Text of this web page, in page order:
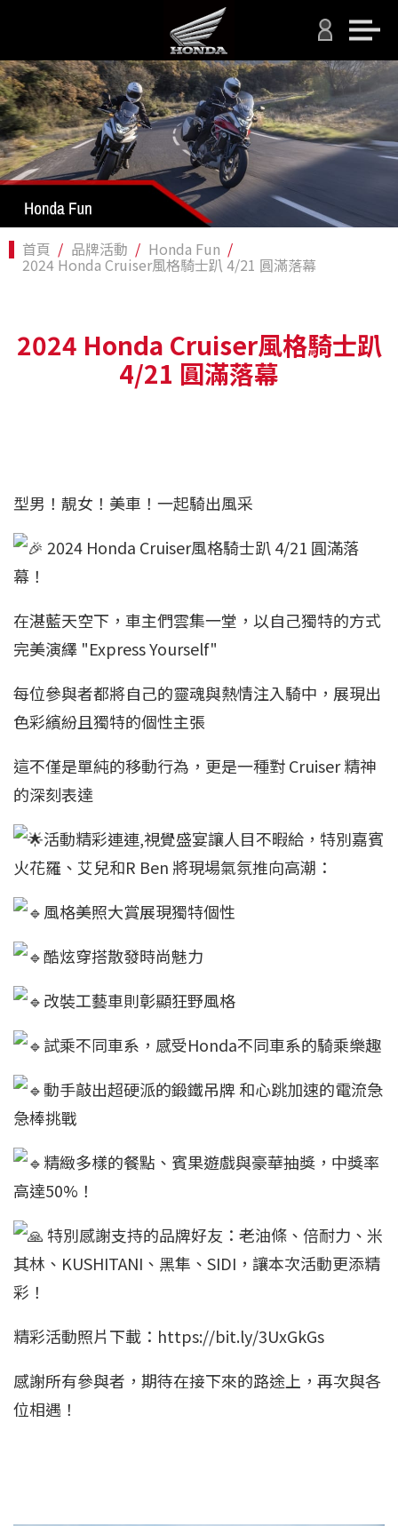
首頁 品牌活動 Honda Fun
2024 Honda Cruiser風格騎士趴 4/21 圓滿落幕
2024 Honda Cruiser風格騎士趴
4/21 圓滿落幕
型男！靚女！美車！一起騎出風采
2024 Honda Cruiser風格騎士趴 4/21 圓滿落
幕！
在湛藍天空下，車主們雲集一堂，以自己獨特的方式
完美演繹 "Express Yourself"
每位參與者都將自己的靈魂與熱情注入騎中，展現出
色彩繽紛且獨特的個性主張
這不僅是單純的移動行為，更是一種對 Cruiser 精神
的深刻表達
活動精彩連連,視覺盛宴讓人目不暇給，特別嘉賓
火花羅、艾兒和R Ben 將現場氣氛推向高潮：
風格美照大賞展現獨特個性
酷炫穿搭散發時尚魅力
改裝工藝車則彰顯狂野風格
試乘不同車系，感受Honda不同車系的騎乘樂趣
動手敲出超硬派的鍛鐵吊牌 和心跳加速的電流急
急棒挑戰
精緻多樣的餐點、賓果遊戲與豪華抽獎，中獎率
高達50%！
特別感謝支持的品牌好友：老油條、倍耐力、米
其林、KUSHITANI、黑隼、SIDI，讓本次活動更添精
彩！
精彩活動照片下載： https://bit.ly/3UxGkGs
感謝所有參與者，期待在接下來的路途上，再次與各
位相遇！